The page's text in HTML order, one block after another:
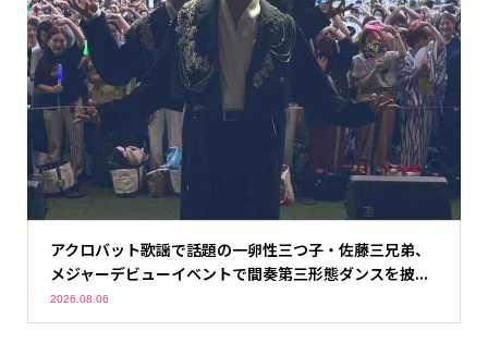
アクロバット歌謡で話題の一卵性三つ子・佐藤三兄弟、
メジャーデビューイベントで間奏第三形態ダンスを披...
2026.08.06